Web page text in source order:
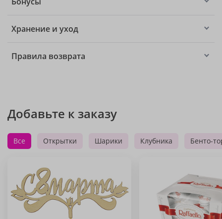
Хранение и уход
Правила возврата
Добавьте к заказу
Все Открытки Шарики Клубника Бенто-